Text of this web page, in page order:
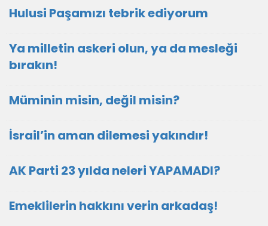
Hulusi Paşamızı tebrik ediyorum
Ya milletin askeri olun, ya da mesleği
bırakın!
Müminin misin, değil misin?
İsrail’in aman dilemesi yakındır!
AK Parti 23 yılda neleri YAPAMADI?
Emeklilerin hakkını verin arkadaş!